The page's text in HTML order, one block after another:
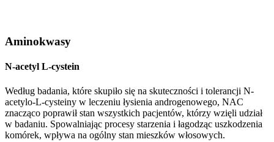
Aminokwasy
N-acetyl L-cystein
Według badania, które skupiło się na skuteczności i tolerancji N-
acetylo-L-cysteiny w leczeniu łysienia androgenowego, NAC
znacząco poprawił stan wszystkich pacjentów, którzy wzięli udział
w badaniu. Spowalniając procesy starzenia i łagodząc uszkodzenia
komórek, wpływa na ogólny stan mieszków włosowych.